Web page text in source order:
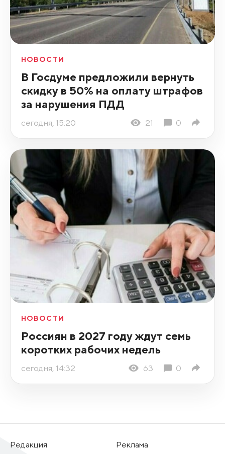
НОВОСТИ
В Госдуме предложили вернуть
скидку в 50% на оплату штрафов
за нарушения ПДД
сегодня, 15:20 21 0
НОВОСТИ
Россиян в 2027 году ждут семь
коротких рабочих недель
сегодня, 14:32 63 0
Редакция
Реклама